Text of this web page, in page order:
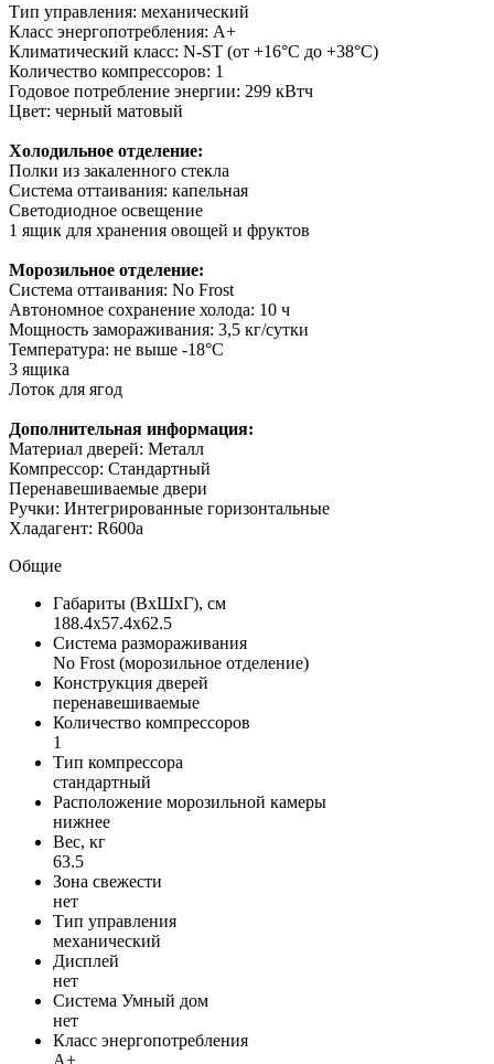
Тип управления: механический
Класс энергопотребления: A+
Климатический класс: N-ST (от +16°С до +38°С)
Количество компрессоров: 1
Годовое потребление энергии: 299 кВтч
Цвет: черный матовый
Холодильное отделение:
Полки из закаленного стекла
Система оттаивания: капельная
Светодиодное освещение
1 ящик для хранения овощей и фруктов
Морозильное отделение:
Система оттаивания: No Frost
Автономное сохранение холода: 10 ч
Мощность замораживания: 3,5 кг/сутки
Температура: не выше -18°С
3 ящика
Лоток для ягод
Дополнительная информация:
Материал дверей: Металл
Компрессор: Стандартный
Перенавешиваемые двери
Ручки: Интегрированные горизонтальные
Хладагент: R600a
Общие
Габариты (ВxШxГ), см
188.4x57.4x62.5
Система размораживания
No Frost (морозильное отделение)
Конструкция дверей
перенавешиваемые
Количество компрессоров
1
Тип компрессора
стандартный
Расположение морозильной камеры
нижнее
Вес, кг
63.5
Зона свежести
нет
Тип управления
механический
Дисплей
нет
Система Умный дом
нет
Класс энергопотребления
A+